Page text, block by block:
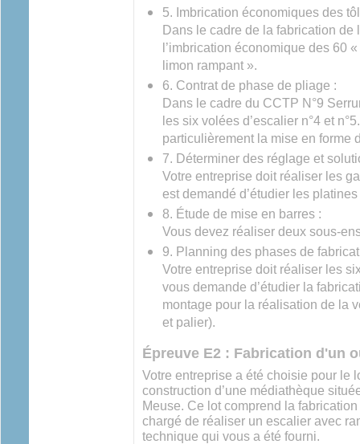
5. Imbrication économiques des
Dans le cadre de la fabrication de
l’imbrication économique des 60
limon rampant ».
6. Contrat de phase de pliage :
Dans le cadre du CCTP N°9
les six volées d’escalier n°4 et
particulièrement la mise en forme
7. Déterminer des réglage et
Votre entreprise doit réaliser les
est demandé d’étudier les
8. Étude de mise en barres :
Vous devez réaliser deux sous-
9. Planning des phases de
Votre entreprise doit réaliser les
vous demande d’étudier la
montage pour la réalisation de la
et palier).
Épreuve E2 : Fabrication d'un
Votre entreprise a été choisie pour le
construction d’une médiathèque
Meuse. Ce lot comprend la
chargé de réaliser un escalier avec
technique qui vous a été fourni.